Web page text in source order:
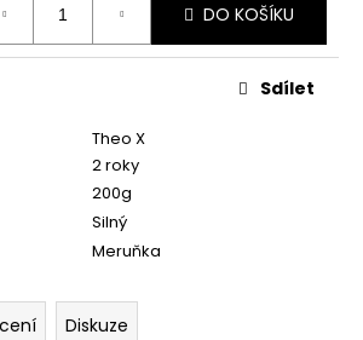
DO KOŠÍKU
Theo X
2 roky
200g
Silný
Meruňka
Sdílet
Diskuze